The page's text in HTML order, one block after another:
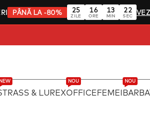
PÂNĂ LA -80% 25
ZILE
16
ORE
13
MIN
21
SEC
& LUREX
NEW
OFFICE
NOU
FEMEI
NOU